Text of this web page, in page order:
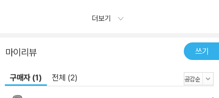
더보기
마이리뷰 쓰기
구매자 (1) 전체 (2)